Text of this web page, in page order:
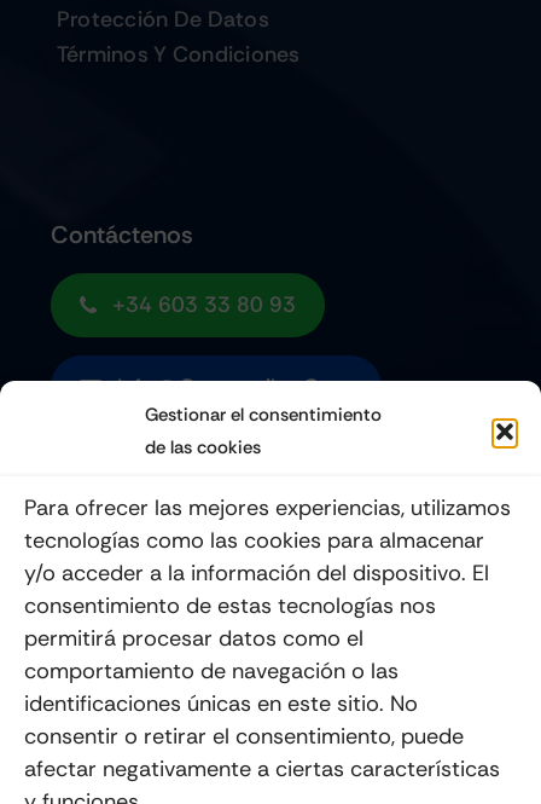
Gestionar el consentimiento
de las cookies
Para ofrecer las mejores experiencias, utilizamos
tecnologías como las cookies para almacenar
y/o acceder a la información del dispositivo. El
consentimiento de estas tecnologías nos
permitirá procesar datos como el
comportamiento de navegación o las
identificaciones únicas en este sitio. No
consentir o retirar el consentimiento, puede
afectar negativamente a ciertas características
Protección De Datos
Términos Y Condiciones
Contáctenos
+34 603 33 80 93
Info@quemoviles.com
Enviar